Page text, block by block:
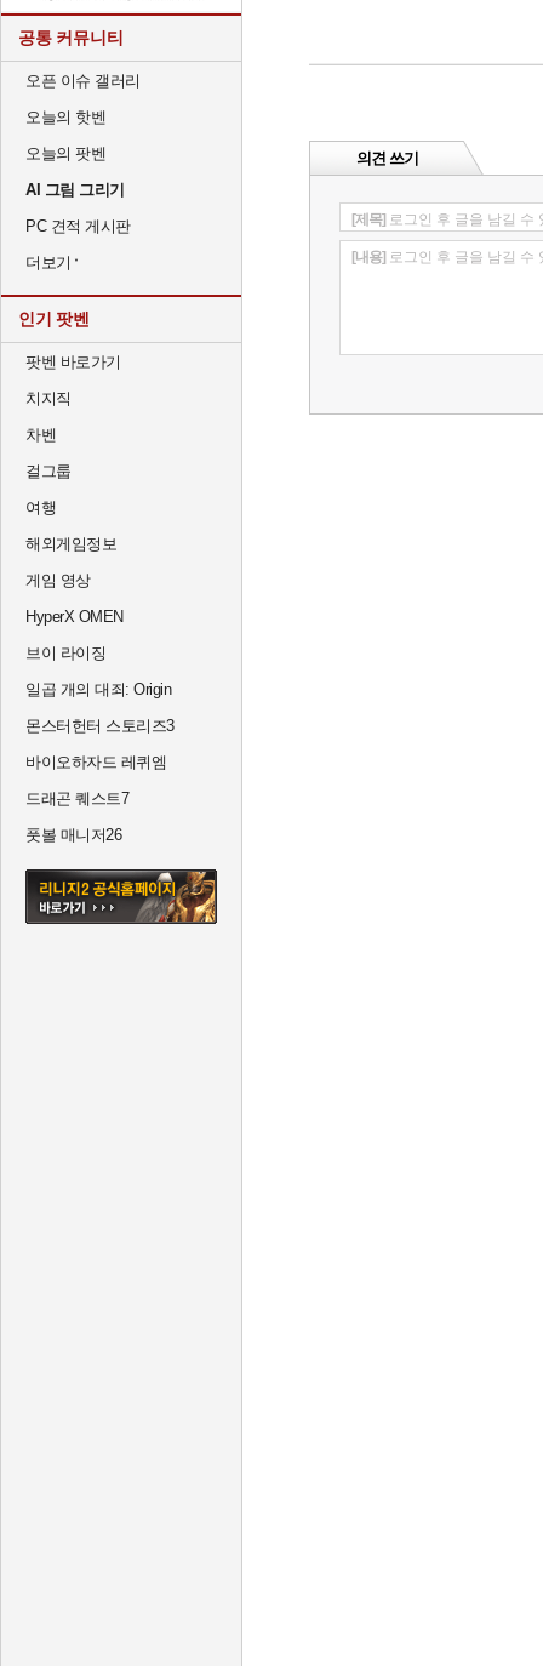
공통 커뮤니티
오픈 이슈 갤러리
오늘의 핫벤
오늘의 팟벤
AI 그림 그리기
PC 견적 게시판
더보기
인기 팟벤
팟벤 바로가기
치지직
차벤
걸그룹
여행
해외게임정보
게임 영상
HyperX OMEN
브이 라이징
일곱 개의 대죄: Origin
몬스터헌터 스토리즈3
바이오하자드 레퀴엠
드래곤 퀘스트7
풋볼 매니저26
의견 쓰기
[제목] 로그인 후 글을 남길 수
[내용] 로그인 후 글을 남길 수